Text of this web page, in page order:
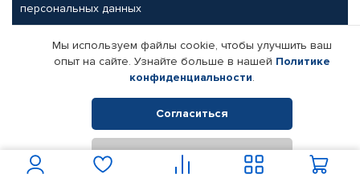
персональных данных
Партнерам
Корпоративным клиентам
Поставщикам
Реквизиты компании
© КАМАЗ ЦЕНТР ДОНЕЦК, 2015-2026. Все права защищены.
Интернет-магазин автомобильных товаров Автопрофи.
Мы используем файлы cookie, чтобы улучшить ваш
опыт на сайте. Узнайте больше в нашей Политике
конфиденциальности.
Согласиться
Отклонить